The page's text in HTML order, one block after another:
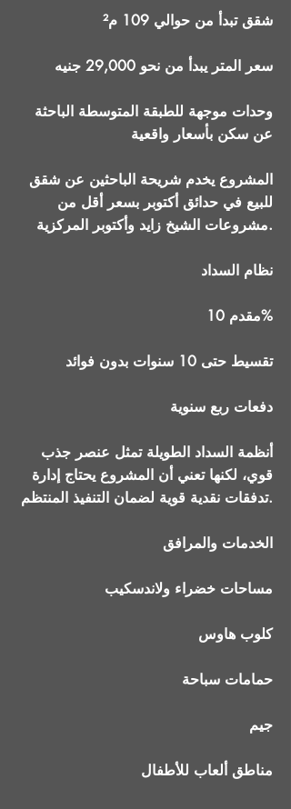
شقق تبدأ من حوالي 109 م²
سعر المتر يبدأ من نحو 29,000 جنيه
وحدات موجهة للطبقة المتوسطة الباحثة
عن سكن بأسعار واقعية
المشروع يخدم شريحة الباحثين عن شقق
للبيع في حدائق أكتوبر بسعر أقل من
مشروعات الشيخ زايد وأكتوبر المركزية.
نظام السداد
مقدم 10%
تقسيط حتى 10 سنوات بدون فوائد
دفعات ربع سنوية
أنظمة السداد الطويلة تمثل عنصر جذب
قوي، لكنها تعني أن المشروع يحتاج إدارة
تدفقات نقدية قوية لضمان التنفيذ المنتظم.
الخدمات والمرافق
مساحات خضراء ولاندسكيب
كلوب هاوس
حمامات سباحة
جيم
مناطق ألعاب للأطفال